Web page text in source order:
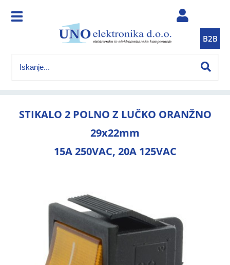
B2B
STIKALO 2 POLNO Z LUČKO ORANŽNO
29x22mm
15A 250VAC, 20A 125VAC